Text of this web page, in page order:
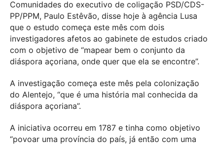
Comunidades do executivo de coligação PSD/CDS-
PP/PPM, Paulo Estêvão, disse hoje à agência Lusa
que o estudo começa este mês com dois
investigadores afetos ao gabinete de estudos criado
com o objetivo de “mapear bem o conjunto da
diáspora açoriana, onde quer que ela se encontre”.
A investigação começa este mês pela colonização
do Alentejo, “que é uma história mal conhecida da
diáspora açoriana”.
A iniciativa ocorreu em 1787 e tinha como objetivo
“povoar uma província do país, já então com uma